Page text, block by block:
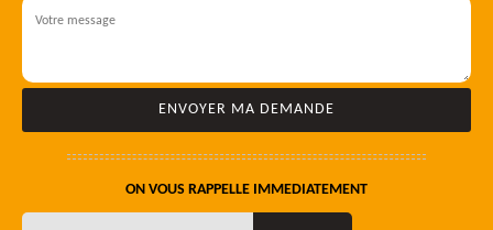
ON VOUS RAPPELLE IMMEDIATEMENT